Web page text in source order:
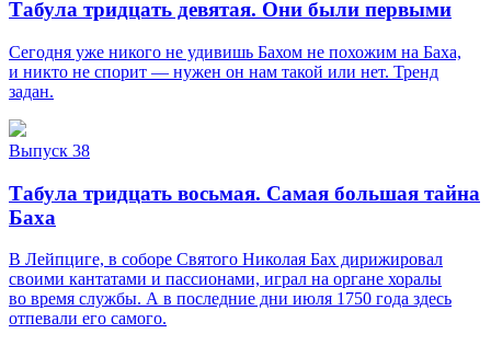
Табула тридцать девятая. Они были первыми
Сегодня уже никого не удивишь Бахом не похожим на Баха,
и никто не спорит — нужен он нам такой или нет. Тренд
задан.
Выпуск 38
Табула тридцать восьмая. Самая большая тайна
Баха
В Лейпциге, в соборе Святого Николая Бах дирижировал
своими кантатами и пассионами, играл на органе хоралы
во время службы. А в последние дни июля 1750 года здесь
отпевали его самого.